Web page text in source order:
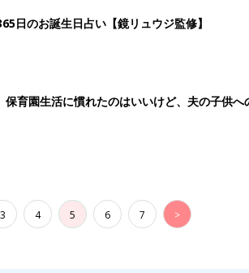
日のお誕生日占い【鏡リュウジ監修】
育園生活に慣れたのはいいけど、夫の子供へ
＃91』
3 4 5 6 7 >